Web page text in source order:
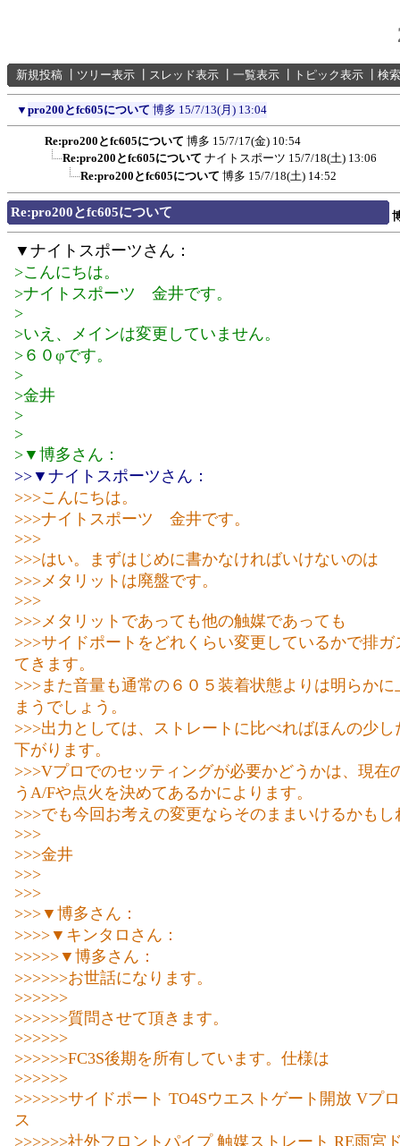
新規投稿 ツリー表示 スレッド表示 一覧表示 トピック表示 検索
▼ pro200とfc605について 博多 15/7/13(月) 13:04
Re:pro200とfc605について 博多 15/7/17(金) 10:54
Re:pro200とfc605について ナイトスポーツ 15/7/18(土) 13:06
Re:pro200とfc605について 博多 15/7/18(土) 14:52
Re:pro200とfc605について
▼ナイトスポーツさん：
>こんにちは。
>ナイトスポーツ 金井です。
>
>いえ、メインは変更していません。
>６０φです。
>
>金井
>
>
>▼博多さん：
>>▼ナイトスポーツさん：
>>>こんにちは。
>>>ナイトスポーツ 金井です。
>>>
>>>はい。まずはじめに書かなければいけないのは
>>>メタリットは廃盤です。
>>>
>>>メタリットであっても他の触媒であっても
>>>サイドポートをどれくらい変更しているかで排ガ
てきます。
>>>また音量も通常の６０５装着状態よりは明らかに
まうでしょう。
>>>出力としては、ストレートに比べればほんの少し
下がります。
>>>Vプロでのセッティングが必要かどうかは、現在
うA/Fや点火を決めてあるかによります。
>>>でも今回お考えの変更ならそのままいけるかもし
>>>
>>>金井
>>>
>>>
>>>▼博多さん：
>>>>▼キンタロさん：
>>>>>▼博多さん：
>>>>>>お世話になります。
>>>>>>
>>>>>>質問させて頂きます。
>>>>>>
>>>>>>FC3S後期を所有しています。仕様は
>>>>>>
>>>>>>サイドポート TO4Sウエストゲート開放 Vプ
ス
>>>>>>社外フロントパイプ 触媒ストレート RE雨宮